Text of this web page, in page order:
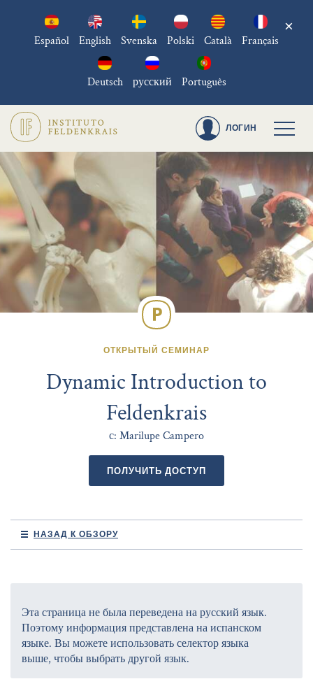
Español English Svenska Polski Català Français
Deutsch русский Português
×
ЛОГИН
ОТКРЫТЫЙ СЕМИНАР
Dynamic Introduction to
Feldenkrais
с: Marilupe Campero
ПОЛУЧИТЬ ДОСТУП
НАЗАД К ОБЗОРУ
Эта страница не была переведена на русский язык.
Поэтому информация представлена на испанском
языке. Вы можете использовать селектор языка
выше, чтобы выбрать другой язык.